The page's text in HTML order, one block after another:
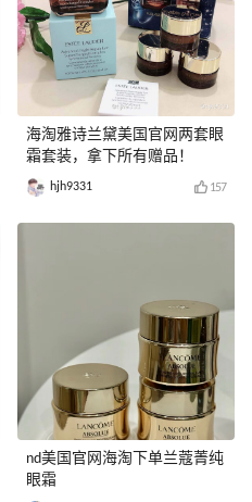
海淘雅诗兰黛美国官网两套眼
霜套装，拿下所有赠品！
hjh9331 157
nd美国官网海淘下单兰蔻菁纯
眼霜